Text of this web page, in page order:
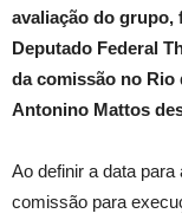
avaliação do grupo,
Deputado Federal
da comissão no
Antonino Mattos
Ao definir a data
comissão para